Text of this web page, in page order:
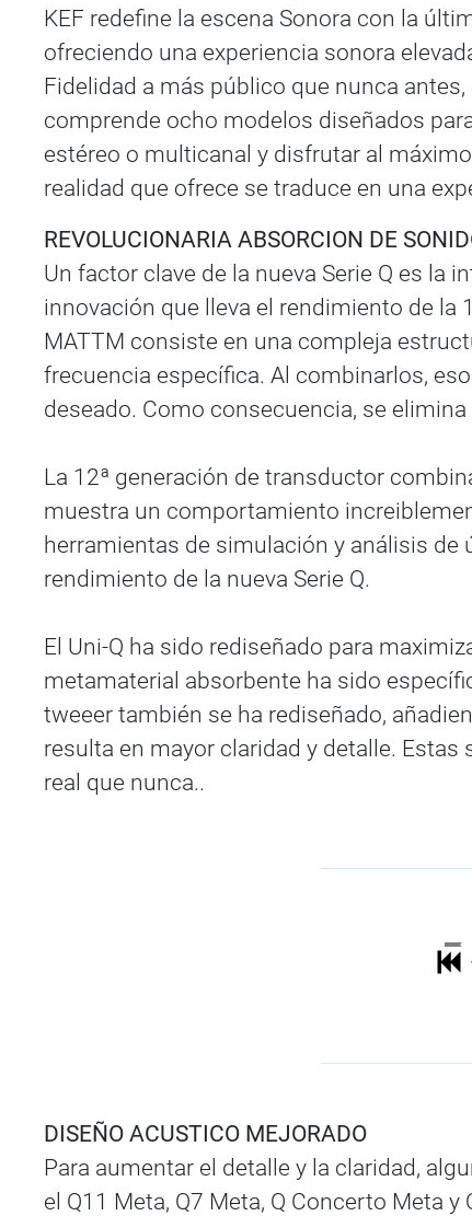
KEF redefine la escena Sonora con la
ofreciendo una experiencia sonora
Fidelidad a más público que nunca
comprende ocho modelos diseñados
estéreo o multicanal y disfrutar al
realidad que ofrece se traduce en una
REVOLUCIONARIA ABSORCION DE
Un factor clave de la nueva Serie Q es la
innovación que lleva el rendimiento de la
MATTM consiste en una compleja
frecuencia específica. Al combinarlos,
deseado. Como consecuencia, se
La 12ª generación de transductor
muestra un comportamiento
herramientas de simulación y análisis de
rendimiento de la nueva Serie Q.
El Uni-Q ha sido rediseñado para
metamaterial absorbente ha sido
tweeer también se ha rediseñado,
resulta en mayor claridad y detalle.
real que nunca..
DISEÑO ACUSTICO MEJORADO
Para aumentar el detalle y la claridad,
el Q11 Meta, Q7 Meta, Q Concerto Meta